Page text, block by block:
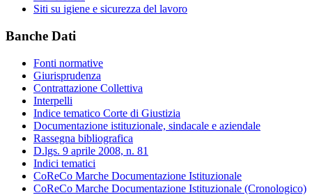
Siti su igiene e sicurezza del lavoro
Banche Dati
Fonti normative
Giurisprudenza
Contrattazione Collettiva
Interpelli
Indice tematico Corte di Giustizia
Documentazione istituzionale, sindacale e aziendale
Rassegna bibliografica
D.lgs. 9 aprile 2008, n. 81
Indici tematici
CoReCo Marche Documentazione Istituzionale
CoReCo Marche Documentazione Istituzionale (Cronologico)